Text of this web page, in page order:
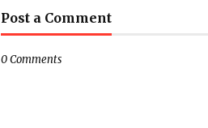
Post a Comment
0 Comments